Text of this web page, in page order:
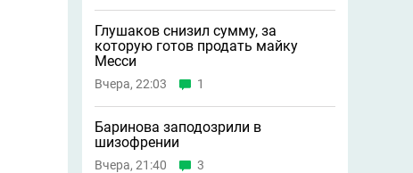
Глушаков снизил сумму, за
которую готов продать майку
Месси
Вчера, 22:03 1
Баринова заподозрили в
шизофрении
Вчера, 21:40 3